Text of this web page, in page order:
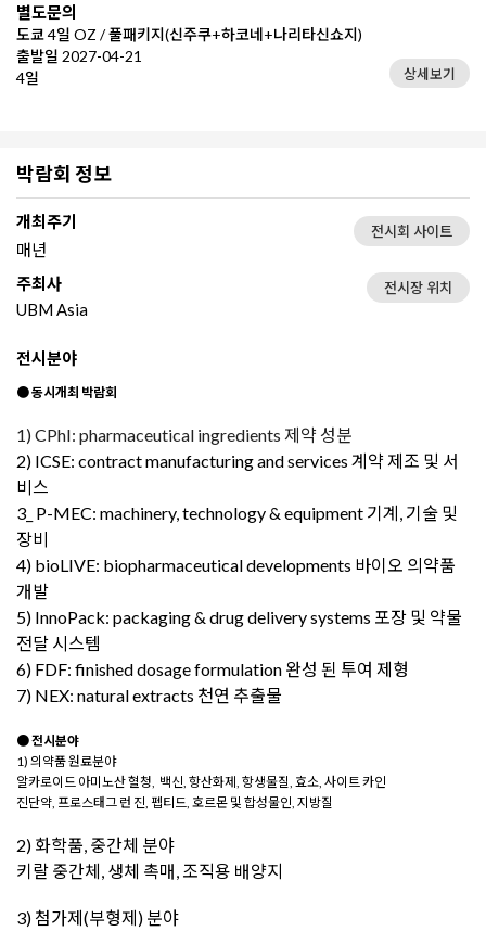
별도문의
도쿄 4일 OZ / 풀패키지(신주쿠+하코네+나리타신쇼지)
출발일 2027-04-21
4일
상세보기
박람회 정보
개최주기
매년
전시회 사이트
주최사
UBM Asia
전시장 위치
전시분야
●동시개최 박람회
1) CPhI: pharmaceutical ingredients 제약 성분
2) ICSE: contract manufacturing and services 계약 제조 및 서
비스
3_ P-MEC: machinery, technology & equipment 기계, 기술 및
장비
4) ​bioLIVE: biopharmaceutical developments 바이오 의약품
개발
5) InnoPack: packaging & drug delivery systems 포장 및 약물
전달 시스템
6) FDF: finished dosage formulation 완성 된 투여 제형
7) NEX: natural extracts 천연 추출물
●전시분야
1) 의약품 원료분야
알카로이드 아미노산 혈청, 백신, 항산화제, 항생물질, 효소, 사이트 카인
진단약, 프로스태그 런 진, 펩티드, 호르몬 및 합성물인, 지방질
2) 화학품, 중간체 분야
키랄 중간체, 생체 촉매, 조직용 배양지
3) 첨가제(부형제) 분야